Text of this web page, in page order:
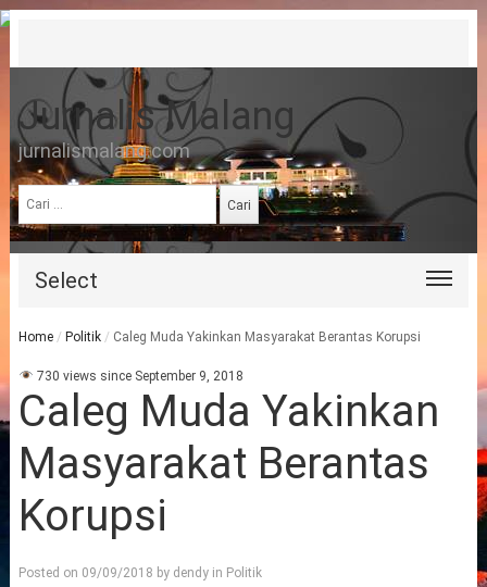
Jurnalis Malang
jurnalismalang.com
Cari
untuk:
Select
Home / Politik / Caleg Muda Yakinkan Masyarakat Berantas Korupsi
730 views since September 9, 2018
Caleg Muda Yakinkan
Masyarakat Berantas
Korupsi
Posted on 09/09/2018 by dendyin Politik